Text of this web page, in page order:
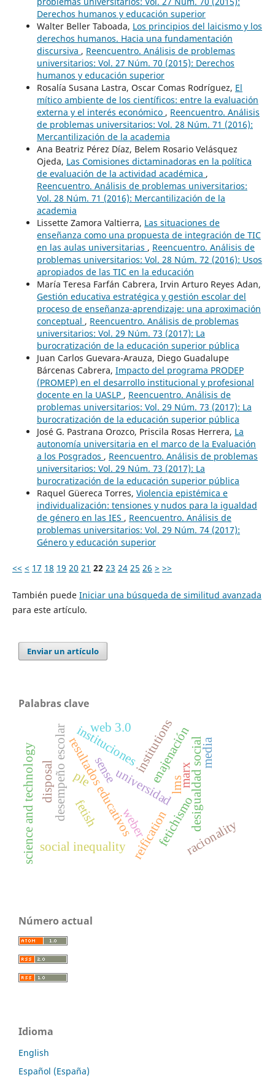
Derechos humanos y educación superior
Walter Beller Taboada, Los principios del laicismo y los
derechos humanos. Hacia una fundamentación
discursiva , Reencuentro. Análisis de problemas
universitarios: Vol. 27 Núm. 70 (2015): Derechos
humanos y educación superior
Rosalía Susana Lastra, Oscar Comas Rodríguez, El
mítico ambiente de los científicos: entre la evaluación
externa y el interés económico , Reencuentro. Análisis
de problemas universitarios: Vol. 28 Núm. 71 (2016):
Mercantilización de la academia
Ana Beatriz Pérez Díaz, Belem Rosario Velásquez
Ojeda, Las Comisiones dictaminadoras en la política
de evaluación de la actividad académica ,
Reencuentro. Análisis de problemas universitarios:
Vol. 28 Núm. 71 (2016): Mercantilización de la
academia
Lissette Zamora Valtierra, Las situaciones de
enseñanza como una propuesta de integración de TIC
en las aulas universitarias , Reencuentro. Análisis de
problemas universitarios: Vol. 28 Núm. 72 (2016): Usos
apropiados de las TIC en la educación
María Teresa Farfán Cabrera, Irvin Arturo Reyes Adan,
Gestión educativa estratégica y gestión escolar del
proceso de enseñanza-aprendizaje: una aproximación
conceptual , Reencuentro. Análisis de problemas
universitarios: Vol. 29 Núm. 73 (2017): La
burocratización de la educación superior pública
Juan Carlos Guevara-Arauza, Diego Guadalupe
Bárcenas Cabrera, Impacto del programa PRODEP
(PROMEP) en el desarrollo institucional y profesional
docente en la UASLP , Reencuentro. Análisis de
problemas universitarios: Vol. 29 Núm. 73 (2017): La
burocratización de la educación superior pública
José G. Pastrana Orozco, Priscila Rosas Herrera, La
autonomía universitaria en el marco de la Evaluación
a los Posgrados , Reencuentro. Análisis de problemas
universitarios: Vol. 29 Núm. 73 (2017): La
burocratización de la educación superior pública
Raquel Güereca Torres, Violencia epistémica e
individualización: tensiones y nudos para la igualdad
de género en las IES , Reencuentro. Análisis de
problemas universitarios: Vol. 29 Núm. 74 (2017):
Género y educación superior
<< < 17 18 19 20 21 22 23 24 25 26 > >>
También puede Iniciar una búsqueda de similitud avanzada
para este artículo.
Enviar un artículo
Palabras clave
universidad
fetichismo
resultados educativos
desempeño escolar
social inequality
desigualdad social
racionality
weber
institutions
instituciones
fetish
disposal
reification
enajenación
marx
media
science and technology ple lms
web 3.0
sense
Número actual
Idioma
English
Español (España)